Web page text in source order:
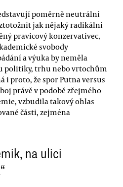
poměrně neutrální
jak nějaký radikální
pravicový konzervativec,
svobody
a výuka by neměla
politiky, trhu nebo vrtochům
i proto, že spor Putna versus
právě v podobě zřejmého
vzbudila takový ohlas
části, zejména
na ulici